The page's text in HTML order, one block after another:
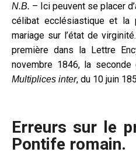
N.B. – Ici peuvent se placer
célibat ecclésiastique et la
mariage sur l’état de
première dans la Lettre
novembre 1846, la
Multiplices inter, du 10 juin
Erreurs sur le
Pontife romain.